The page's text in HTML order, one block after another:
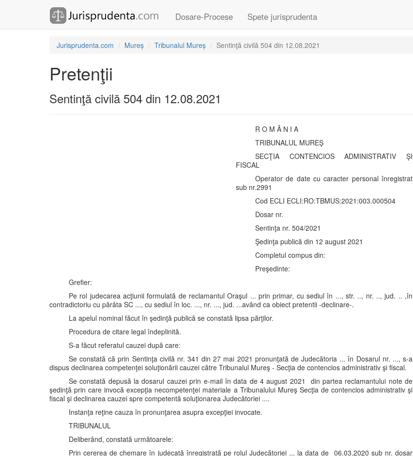
Dosare-Procese Spete jurisprudenta
Jurisprudenta.com Mureș Tribunalul Mureș Sentinţă civilă 504 din 12.08.2021
Pretenţii
Sentinţă civilă 504 din 12.08.2021
R O M Â N I A
TRIBUNALUL MUREŞ
SECŢIA CONTENCIOS ADMINISTRATIV ŞI
FISCAL
Operator de date cu caracter personal înregistrat
sub nr.2991
Cod ECLI ECLI:RO:TBMUS:2021:003.000504
Dosar nr.
Sentinţa nr. 504/2021
Şedinţa publică din 12 august 2021
Completul compus din:
Preşedinte:
Grefier:
Pe rol judecarea acţiunii formulată de reclamantul Oraşul ... prin primar, cu sediul în ..., str. .., nr. .., jud. .. ,în
contradictoriu cu pârâta SC ..., cu sediul în loc. ..., nr. ..., jud. ...având ca obiect pretentii -declinare-.
La apelul nominal făcut în şedinţă publică se constată lipsa părţilor.
Procedura de citare legal îndeplinită.
S-a făcut referatul cauzei după care:
Se constată că prin Sentinţa civilă nr. 341 din 27 mai 2021 pronunţată de Judecătoria ... în Dosarul nr. ..., s-a
dispus declinarea competenţei soluţionării cauzei către Tribunalul Mureş - Secţia de contencios administrativ şi fiscal.
Se constată depusă la dosarul cauzei prin e-mail în data de 4 august 2021 din partea reclamantului note de
şedinţă prin care invocă excepţia necompetenţei materiale a Tribunalului Mureş Secţia de contencios administrativ şi
fiscal şi declinarea cauzei spre competentă soluţionarea Judecătoriei ....
Instanţa reţine cauza în pronunţarea asupra excepţiei invocate.
TRIBUNALUL
Deliberând, constată următoarele:
Prin cererea de chemare în judecată înregistrată pe rolul Judecătoriei ... la data de 06.03.2020 sub nr. dosar